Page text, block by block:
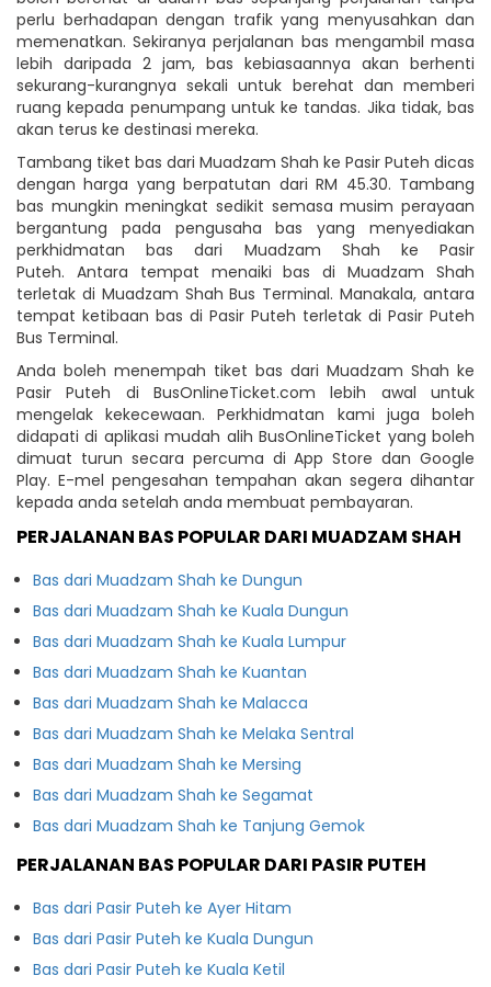
perlu berhadapan dengan trafik yang menyusahkan dan
memenatkan. Sekiranya perjalanan bas mengambil masa
lebih daripada 2 jam, bas kebiasaannya akan berhenti
sekurang-kurangnya sekali untuk berehat dan memberi
ruang kepada penumpang untuk ke tandas. Jika tidak, bas
akan terus ke destinasi mereka.
Tambang tiket bas dari Muadzam Shah ke Pasir Puteh dicas
dengan harga yang berpatutan dari RM 45.30. Tambang
bas mungkin meningkat sedikit semasa musim perayaan
bergantung pada pengusaha bas yang menyediakan
perkhidmatan bas dari Muadzam Shah ke Pasir
Puteh. Antara tempat menaiki bas di Muadzam Shah
terletak di Muadzam Shah Bus Terminal. Manakala, antara
tempat ketibaan bas di Pasir Puteh terletak di Pasir Puteh
Bus Terminal.
Anda boleh menempah tiket bas dari Muadzam Shah ke
Pasir Puteh di BusOnlineTicket.com lebih awal untuk
mengelak kekecewaan. Perkhidmatan kami juga boleh
didapati di aplikasi mudah alih BusOnlineTicket yang boleh
dimuat turun secara percuma di App Store dan Google
Play. E-mel pengesahan tempahan akan segera dihantar
kepada anda setelah anda membuat pembayaran.
PERJALANAN BAS POPULAR DARI MUADZAM SHAH
Bas dari Muadzam Shah ke Dungun
Bas dari Muadzam Shah ke Kuala Dungun
Bas dari Muadzam Shah ke Kuala Lumpur
Bas dari Muadzam Shah ke Kuantan
Bas dari Muadzam Shah ke Malacca
Bas dari Muadzam Shah ke Melaka Sentral
Bas dari Muadzam Shah ke Mersing
Bas dari Muadzam Shah ke Segamat
Bas dari Muadzam Shah ke Tanjung Gemok
PERJALANAN BAS POPULAR DARI PASIR PUTEH
Bas dari Pasir Puteh ke Ayer Hitam
Bas dari Pasir Puteh ke Kuala Dungun
Bas dari Pasir Puteh ke Kuala Ketil